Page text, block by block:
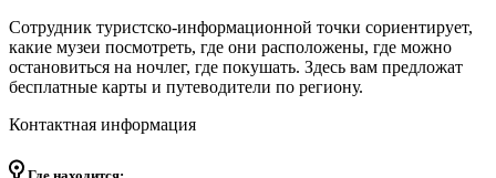
Сотрудник туристско-информационной точки сориентирует,
какие музеи посмотреть, где они расположены, где можно
остановиться на ночлег, где покушать. Здесь вам предложат
бесплатные карты и путеводители по региону.
Контактная информация